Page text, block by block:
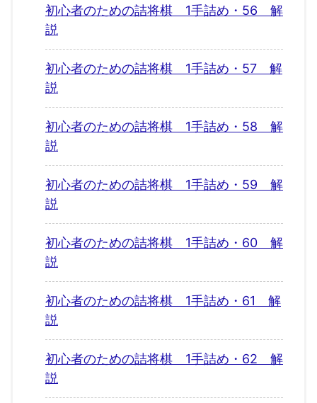
初心者のための詰将棋 1手詰め・56 解
説
初心者のための詰将棋 1手詰め・57 解
説
初心者のための詰将棋 1手詰め・58 解
説
初心者のための詰将棋 1手詰め・59 解
説
初心者のための詰将棋 1手詰め・60 解
説
初心者のための詰将棋 1手詰め・61 解
説
初心者のための詰将棋 1手詰め・62 解
説